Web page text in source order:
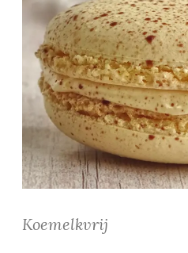
Koemelkvrij